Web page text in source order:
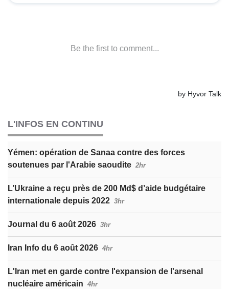
L'INFOS EN CONTINU
Yémen: opération de Sanaa contre des forces
soutenues par l'Arabie saoudite 2hr
L’Ukraine a reçu près de 200 Md$ d’aide budgétaire
internationale depuis 2022 3hr
Journal du 6 août 2026 3hr
Iran Info du 6 août 2026 4hr
L'Iran met en garde contre l'expansion de l'arsenal
nucléaire américain 4hr